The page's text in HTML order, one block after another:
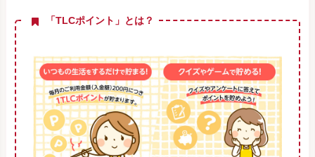
「TLCポイント」とは？